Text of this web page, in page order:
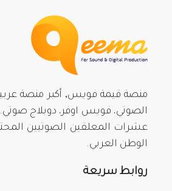
منصة قيمة فويس, أكبر منصة
الصوتي، فويس اوفر، دوبلاج
عشرات المعلقين الصوتيين
الوطن العربي.
روابط سريعة